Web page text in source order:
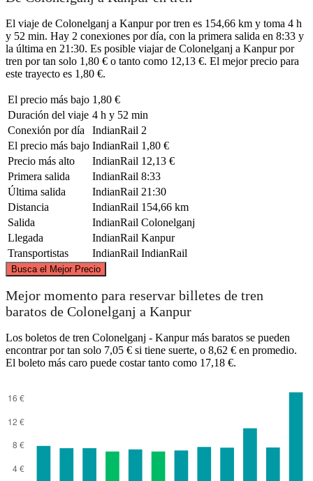
El viaje de Colonelganj a Kanpur por tren es 154,66 km y toma 4 h
y 52 min. Hay 2 conexiones por día, con la primera salida en 8:33 y
la última en 21:30. Es posible viajar de Colonelganj a Kanpur por
tren por tan solo 1,80 € o tanto como 12,13 €. El mejor precio para
este trayecto es 1,80 €.
El precio más bajo 1,80 €
Duración del viaje 4 h y 52 min
Conexión por día
IndianRail 2
El precio más bajo IndianRail 1,80 €
Precio más alto
IndianRail 12,13 €
Primera salida
IndianRail 8:33
Última salida
IndianRail 21:30
Distancia
IndianRail 154,66 km
Salida
IndianRail Colonelganj
Llegada
IndianRail Kanpur
Transportistas
IndianRail IndianRail
Busca el Mejor Precio
Colonelganj
©CARTO
Mejor momento para reservar billetes de tren
baratos de Colonelganj a Kanpur
Los boletos de tren Colonelganj - Kanpur más baratos se pueden
encontrar por tan solo 7,05 € si tiene suerte, o 8,62 € en promedio.
El boleto más caro puede costar tanto como 17,18 €.